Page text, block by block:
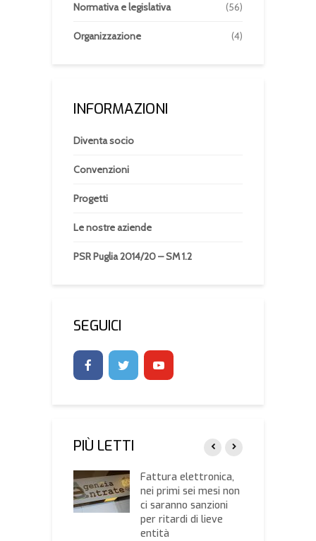
Normativa e legislativa (56)
Organizzazione (4)
INFORMAZIONI
Diventa socio
Convenzioni
Progetti
Le nostre aziende
PSR Puglia 2014/20 – SM 1.2
SEGUICI
PIÙ LETTI
Fattura elettronica,
nei primi sei mesi non
ci saranno sanzioni
per ritardi di lieve
entità